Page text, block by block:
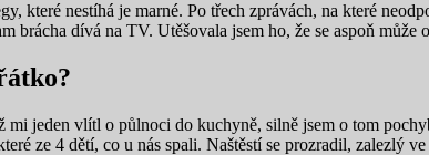
které nestíhá je marné. Po třech zprávách, na které
brácha dívá na TV. Utěšovala jsem ho, že se aspoň
jeden vlítl o půlnoci do kuchyně, silně jsem o tom
ze 4 dětí, co u nás spali. Naštěstí se prozradil, zalezlý